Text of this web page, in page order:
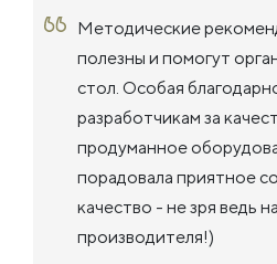
Методические
полезны и помогут
стол. Особая
разработчикам за
продуманное
порадовала приятное
качество - не зря ведь
производителя!)